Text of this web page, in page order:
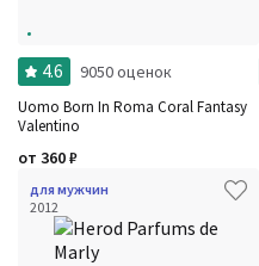
4.6 9050 оценок
Uomo Born In Roma Coral Fantasy
Valentino
от 360₽
для мужчин
2012